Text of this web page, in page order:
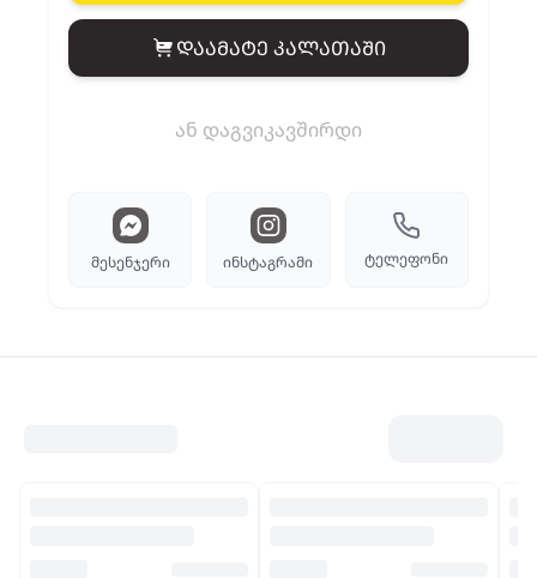
View cart
დაამატე კალათაში
ან დაგვიკავშირდი
მესენჯერი ინსტაგრამი ტელეფონი